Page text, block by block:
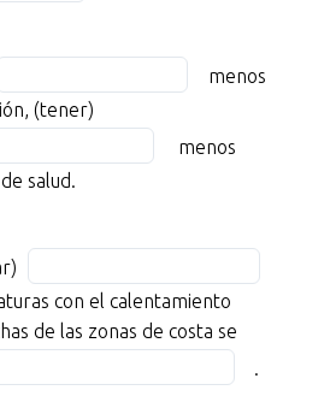
of
11
of
11
in
menos
(tener)
the
11
menos
salud.
Fill
in
the
blank
5
con el calentamiento
de las zonas de costa se
.